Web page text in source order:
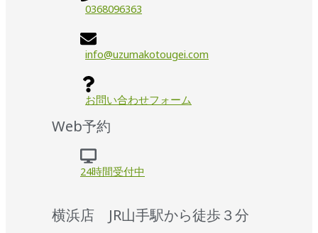
0368096363
info@uzumakotougei.com
お問い合わせフォーム
Web予約
24時間受付中
横浜店 JR山手駅から徒歩３分